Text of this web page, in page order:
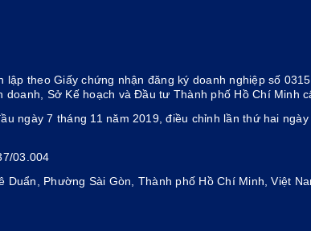
theo Giấy chứng nhận đăng ký doanh nghiệp số
Sở Kế hoạch và Đầu tư Thành phố Hồ Chí Minh
ngày 7 tháng 11 năm 2019, điều chỉnh lần thứ hai
03.004
Phường Sài Gòn, Thành phố Hồ Chí Minh, Việt